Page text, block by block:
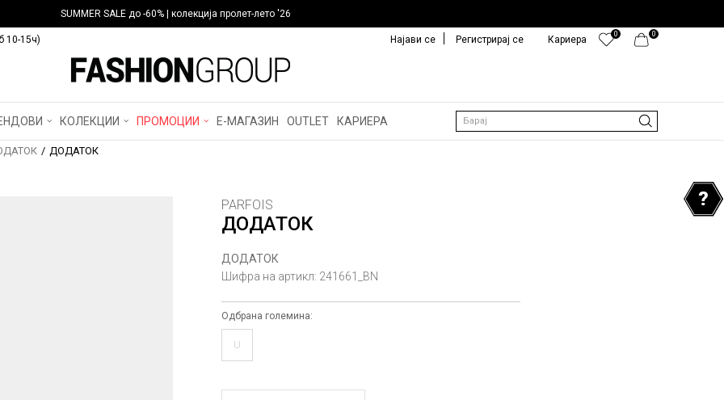
SUMMER SALE до -60% | колекција пролет-лето '26
10-15ч) 0
0
Кариера
Најави се Регистрирај се
КОЛЕКЦИИ ПРОМОЦИИ Е-МАГАЗИН OUTLET КАРИЕРА Барај
ДОДАТОК
PARFOIS
ДОДАТОК
ДОДАТОК
Шифра на артикл: 241661_BN
Одбрана големина:
U